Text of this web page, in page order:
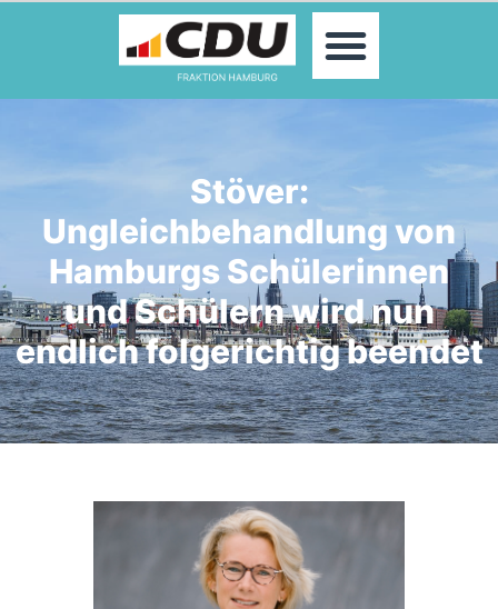
Stöver:
Ungleichbehandlung von
Hamburgs Schülerinnen
und Schülern wird nun
endlich folgerichtig beendet
MOIN!
ABGEORDNETE
KONTAKT